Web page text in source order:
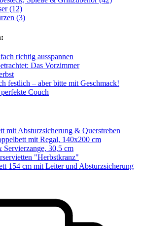
(12)
(3)
richtig ausspannen
Das Vorzimmer
festlich – aber bitte mit Geschmack!
Couch
mit Absturzsicherung & Querstreben
mit Regal, 140x200 cm
30,5 cm
"Herbstkranz"
154 cm mit Leiter und Absturzsicherung